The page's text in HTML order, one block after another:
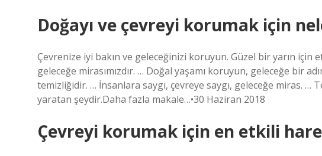
Doğayı ve çevreyi korumak için
Çevrenize iyi bakın ve geleceğinizi koruyun. Güzel bir yarın için
geleceğe mirasımızdır. … Doğal yaşamı koruyun, geleceğe bir
temizliğidir. … İnsanlara saygı, çevreye saygı, geleceğe miras. …
yaratan şeydir.Daha fazla makale…•30 Haziran 2018
Çevreyi korumak için en etkili